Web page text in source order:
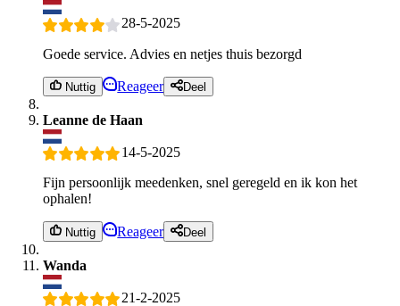
28-5-2025
Goede service. Advies en netjes thuis bezorgd
Nuttig Reageer Deel
Leanne de Haan
14-5-2025
Fijn persoonlijk meedenken, snel geregeld en ik kon het
ophalen!
Nuttig Reageer Deel
Wanda
21-2-2025